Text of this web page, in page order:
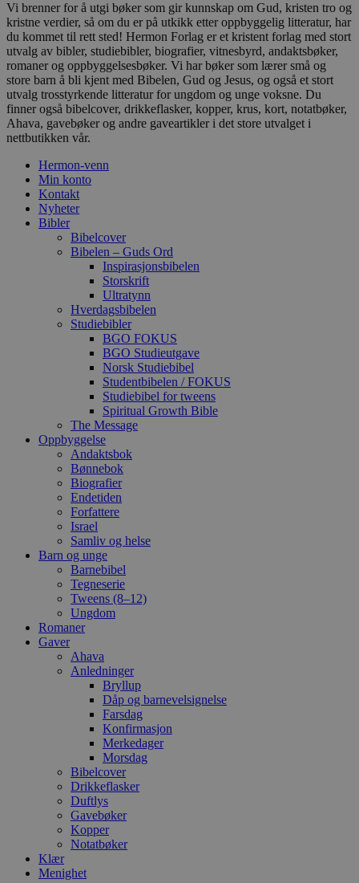
Vi brenner for å utgi bøker som gir kunnskap om Gud, kristen tro og
kristne verdier, så om du er på utkikk etter oppbyggelig litteratur, har
du kommet til rett sted! Hermon Forlag er et kristent forlag med stort
utvalg av bibler, studiebibler, biografier, vitnesbyrd, andaktsbøker,
romaner og oppbyggelsesbøker. Vi har bøker som lærer små og
store barn å bli kjent med Bibelen, Gud og Jesus, og også et stort
utvalg trosstyrkende litteratur for ungdom og unge voksne. Du
finner også bibelcover, drikkeflasker, kopper, krus, kort, notatbøker,
Ahava, gavebøker og andre gaveartikler i det store utvalget i
nettbutikken vår.
Hermon-venn
Min konto
Kontakt
Nyheter
Bibler
Bibelcover
Bibelen – Guds Ord
Inspirasjonsbibelen
Storskrift
Ultratynn
Hverdagsbibelen
Studiebibler
BGO FOKUS
BGO Studieutgave
Norsk Studiebibel
Studentbibelen / FOKUS
Studiebibel for tweens
Spiritual Growth Bible
The Message
Oppbyggelse
Andaktsbok
Bønnebok
Biografier
Endetiden
Forfattere
Israel
Samliv og helse
Barn og unge
Barnebibel
Tegneserie
Tweens (8–12)
Ungdom
Romaner
Gaver
Ahava
Anledninger
Bryllup
Dåp og barnevelsignelse
Farsdag
Konfirmasjon
Merkedager
Morsdag
Bibelcover
Drikkeflasker
Duftlys
Gavebøker
Kopper
Notatbøker
Klær
Menighet